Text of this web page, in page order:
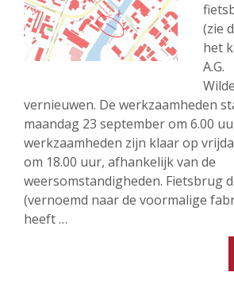
(zie
het
A.G.
vernieuwen. De werkzaamheden
maandag 23 september om 6.00
werkzaamheden zijn klaar op
om 18.00 uur, afhankelijk van de
weersomstandigheden. Fietsbrug
(vernoemd naar de voormalige
heeft …